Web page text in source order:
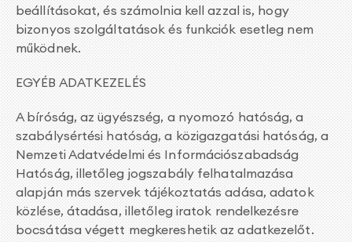
beállításokat, és számolnia kell azzal is, hogy
bizonyos szolgáltatások és funkciók esetleg nem
működnek.
EGYÉB ADATKEZELÉS
A bíróság, az ügyészség, a nyomozó hatóság, a
szabálysértési hatóság, a közigazgatási hatóság, a
Nemzeti Adatvédelmi és Információszabadság
Hatóság, illetőleg jogszabály felhatalmazása
alapján más szervek tájékoztatás adása, adatok
közlése, átadása, illetőleg iratok rendelkezésre
bocsátása végett megkereshetik az adatkezelőt.